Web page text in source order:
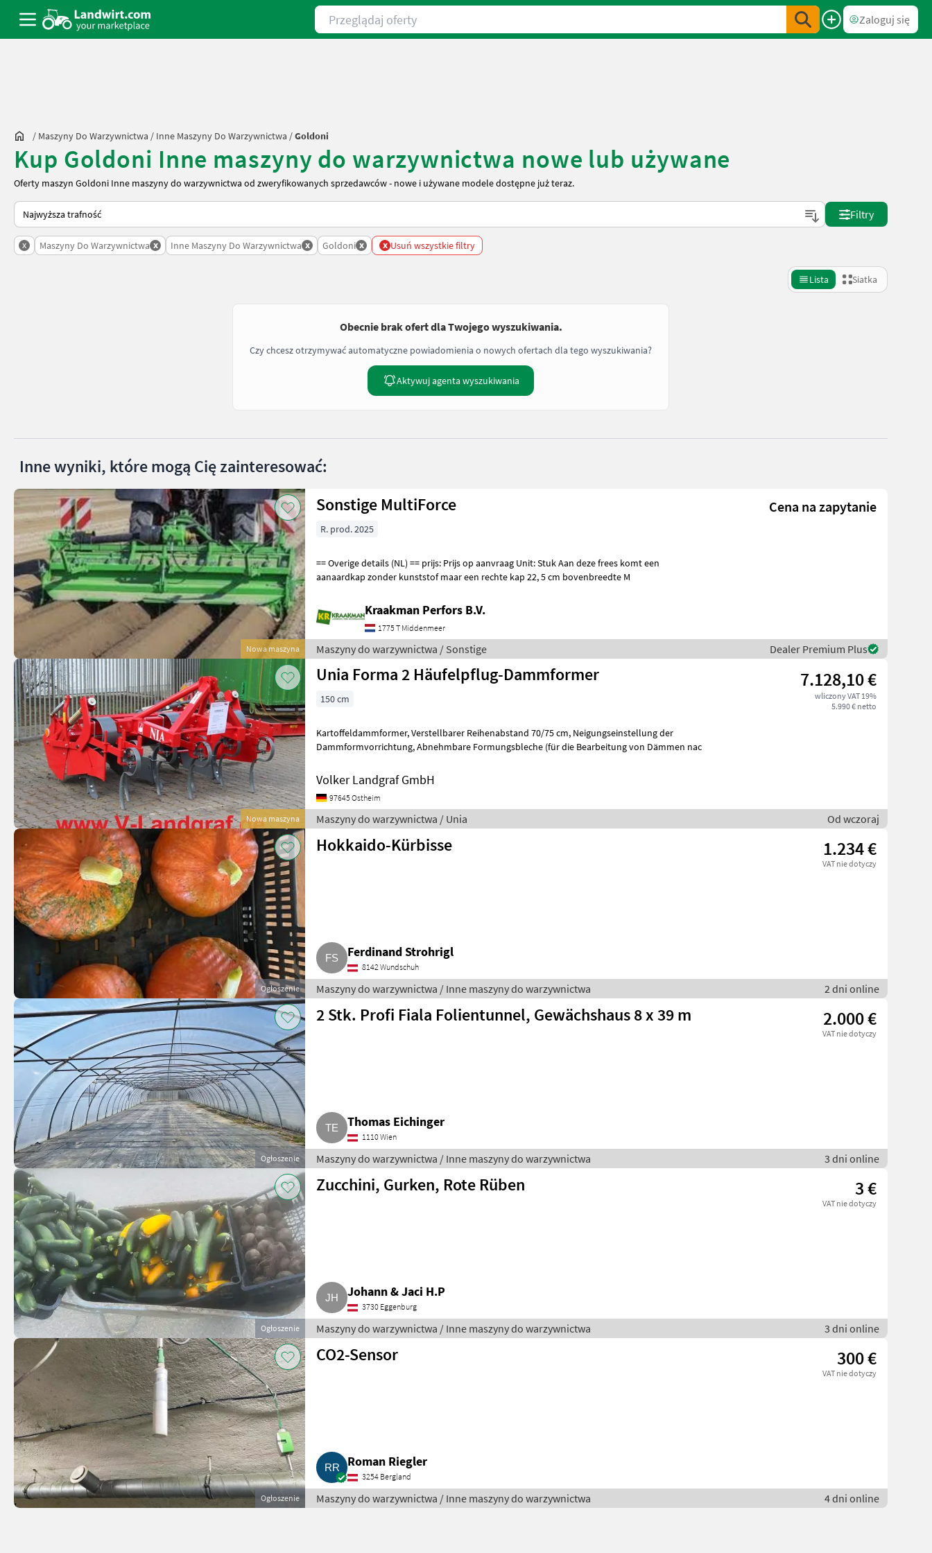
Przeglądaj oferty
Zaloguj się
/ Maszyny Do Warzywnictwa / Inne Maszyny Do Warzywnictwa /Goldoni
Kup Goldoni Inne maszyny do warzywnictwa nowe lub używane
Oferty maszyn Goldoni Inne maszyny do warzywnictwa od zweryfikowanych sprzedawców - nowe i używane modele dostępne już teraz.
Tak sortuje się na Landwirt.com
Filtry
x Maszyny Do Warzywnictwa x Inne Maszyny Do Warzywnictwa x Goldoni x x Usuń wszystkie filtry
Lista Siatka
Obecnie brak ofert dla Twojego wyszukiwania.
Czy chcesz otrzymywać automatyczne powiadomienia o nowych ofertach dla tego wyszukiwania?
Aktywuj agenta wyszukiwania
Inne wyniki, które mogą Cię zainteresować:
Nowa maszyna
Sonstige MultiForce Cena na zapytanie
R. prod. 2025
== Overige details (NL) == prijs: Prijs op aanvraag Unit: Stuk Aan deze frees komt een
aanaardkap zonder kunststof maar een rechte kap 22, 5 cm bovenbreedte M
Kraakman Perfors B.V.
1775 T Middenmeer
Maszyny do warzywnictwa / Sonstige Dealer Premium Plus
Nowa maszyna
Unia Forma 2 Häufelpflug-Dammformer 7.128,10 €
wliczony VAT 19%
5.990 € netto
150 cm
Kartoffeldammformer, Verstellbarer Reihenabstand 70/75 cm, Neigungseinstellung der
Dammformvorrichtung, Abnehmbare Formungsbleche (für die Bearbeitung von Dämmen nac
Volker Landgraf GmbH
97645 Ostheim
Maszyny do warzywnictwa / Unia Od wczoraj
Ogłoszenie
Hokkaido-Kürbisse 1.234 €
VAT nie dotyczy
Ferdinand Strohrigl
8142 Wundschuh
Maszyny do warzywnictwa / Inne maszyny do warzywnictwa 2 dni online
Ogłoszenie
2 Stk. Profi Fiala Folientunnel, Gewächshaus 8 x 39 m 2.000 €
VAT nie dotyczy
Thomas Eichinger
1110 Wien
Maszyny do warzywnictwa / Inne maszyny do warzywnictwa 3 dni online
Ogłoszenie
Zucchini, Gurken, Rote Rüben 3 €
VAT nie dotyczy
Johann & Jaci H.P
3730 Eggenburg
Maszyny do warzywnictwa / Inne maszyny do warzywnictwa 3 dni online
Ogłoszenie
CO2-Sensor 300 €
VAT nie dotyczy
Roman Riegler
3254 Bergland
Maszyny do warzywnictwa / Inne maszyny do warzywnictwa 4 dni online